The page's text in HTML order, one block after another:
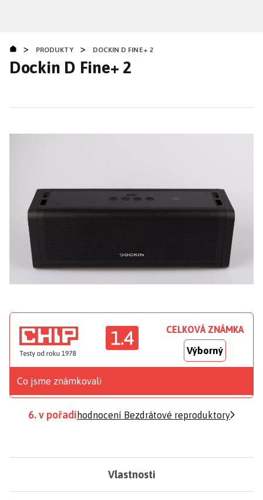
obsahu
> PRODUKTY > DOCKIN D FINE+ 2
Dockin D Fine+ 2
1.4 CELKOVÁ ZNÁMKA
Výborný
Co jsme známkovali
6. v pořadí hodnocení Bezdrátové reproduktory
Vlastnosti